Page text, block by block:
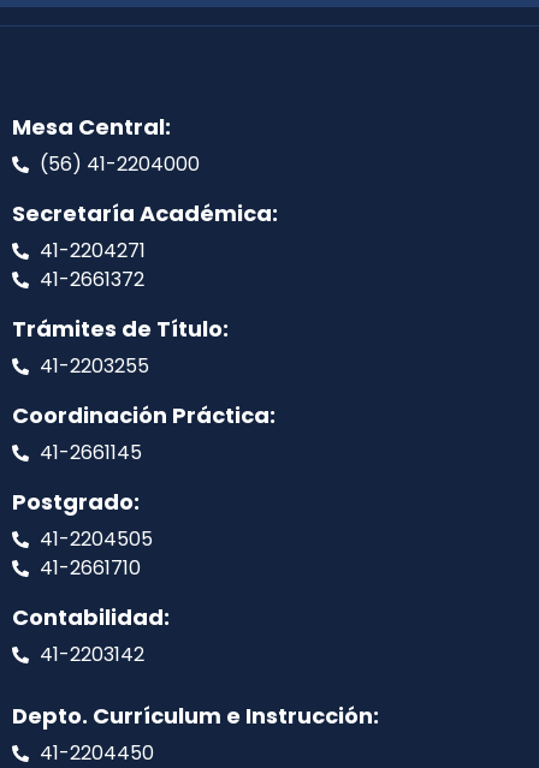
Mesa Central:
(56) 41-2204000
Secretaría Académica:
41-2204271
41-2661372
Trámites de Título:
41-2203255
Coordinación Práctica:
41-2661145
Postgrado:
41-2204505
41-2661710
Contabilidad:
41-2203142
Depto. Currículum e Instrucción:
41-2204450